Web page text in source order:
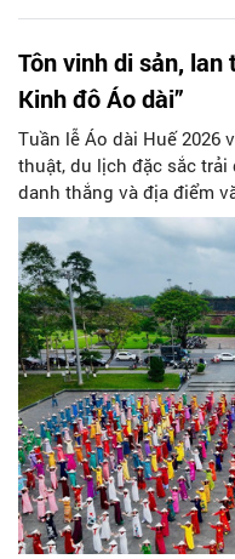
Tôn vinh di sản, lan
Kinh đô Áo dài”
Tuần lễ Áo dài Huế 2026
thuật, du lịch đặc sắc
danh thắng và địa điểm
diễn ra từ ngày 3 - 10/7.